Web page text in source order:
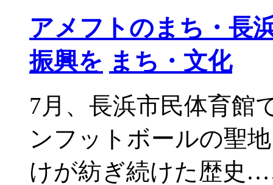
アメフトのまち・長
振興を まち・文化
7月、長浜市民体育館
ンフットボールの聖
けが紡ぎ続けた歴史